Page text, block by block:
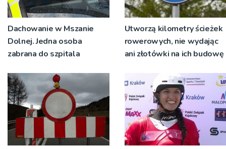
Dachowanie w Mszanie
Dolnej. Jedna osoba
zabrana do szpitala
Utworzą kilometry ścieżek
rowerowych, nie wydając
ani złotówki na ich budowę